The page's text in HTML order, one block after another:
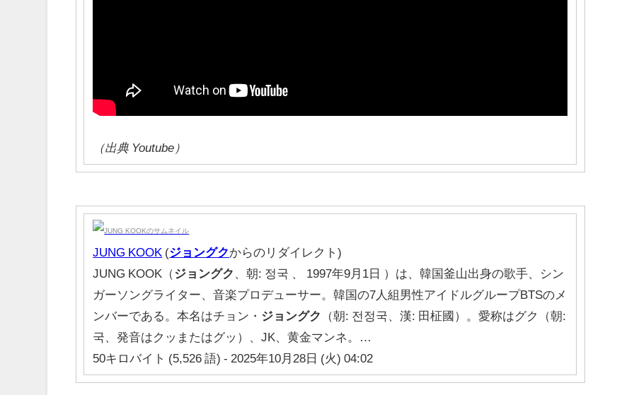
（出典 Youtube）
JUNG KOOK (ジョングクからのリダイレクト)
JUNG KOOK（ジョングク
、朝: 정국 、 1997年9月1日 ）は、韓国釜山出身の歌手、シン
ガーソングライター、音楽プロデューサー。韓国の7人組男性アイドルグループBTSのメ
ンバーである。本名はチョン・ ジョングク
（朝: 전정국、漢: 田柾國）。愛称はグク（朝:
국、発音はクッまたはグッ）、JK、黄金マンネ。…
50キロバイト (5,526 語) - 2025年10月28日 (火) 04:02